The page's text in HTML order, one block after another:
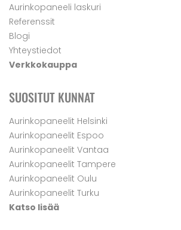
Aurinkopaneeli laskuri
Referenssit
Blogi
Yhteystiedot
Verkkokauppa
SUOSITUT KUNNAT
Aurinkopaneelit Helsinki
Aurinkopaneelit Espoo
Aurinkopaneelit Vantaa
Aurinkopaneelit Tampere
Aurinkopaneelit Oulu
Aurinkopaneelit Turku
Katso lisää